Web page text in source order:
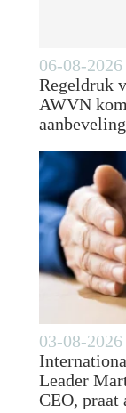
06-08-2026
Regeldruk
AWVN
03-08-2026
Leader
CEO, praat